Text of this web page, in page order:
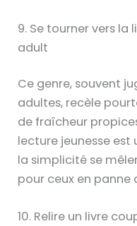
9. Se tourner vers
adult
Ce genre, souvent
adultes, recèle
de fraîcheur
lecture jeunesse
la simplicité se
pour ceux en panne
10. Relire un livre